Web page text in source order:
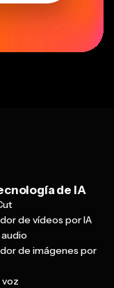
de IA
de vídeos por IA
de imágenes por
voz